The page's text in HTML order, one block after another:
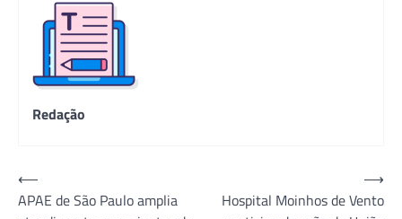
Redação
Navegação
de
⟵
APAE de São Paulo amplia
Hospital Moinhos de Vento
⟶